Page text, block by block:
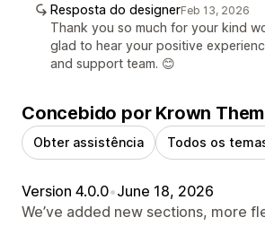
Resposta do designerFeb 13, 2026
Thank you so much for your kind
glad to hear your positive
and support team. 😊
Concebido por Krown
Obter assistência Todos os
Version 4.0.0•June 18, 2026
We’ve added new sections, more